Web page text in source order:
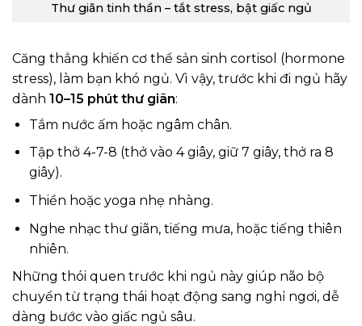
Thư giãn tinh thần – tắt stress, bật giấc ngủ
Căng thẳng khiến cơ thể sản sinh cortisol (hormone
stress), làm bạn khó ngủ. Vì vậy, trước khi đi ngủ hãy
dành 10–15 phút thư giãn:
Tắm nước ấm hoặc ngâm chân.
Tập thở 4-7-8 (thở vào 4 giây, giữ 7 giây, thở ra 8
giây).
Thiền hoặc yoga nhẹ nhàng.
Nghe nhạc thư giãn, tiếng mưa, hoặc tiếng thiên
nhiên.
Những thói quen trước khi ngủ này giúp não bộ
chuyển từ trạng thái hoạt động sang nghỉ ngơi, dễ
dàng bước vào giấc ngủ sâu.